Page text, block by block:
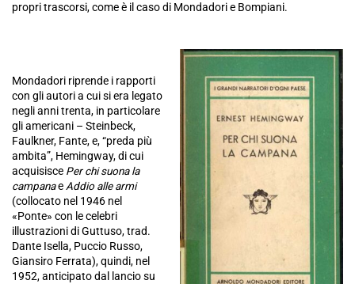
propri trascorsi, come è il caso di Mondadori e Bompiani.
Mondadori riprende i rapporti
con gli autori a cui si era legato
negli anni trenta, in particolare
gli americani – Steinbeck,
Faulkner, Fante, e, “preda più
ambita”, Hemingway, di cui
acquisisce Per chi suona la
campanaeAddio alle armi
(collocato nel 1946 nel
«Ponte» con le celebri
illustrazioni di Guttuso, trad.
Dante Isella, Puccio Russo,
Giansiro Ferrata), quindi, nel
1952, anticipato dal lancio su